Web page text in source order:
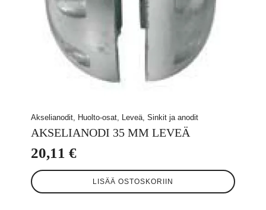
Akselianodit, Huolto-osat, Leveä, Sinkit ja anodit
AKSELIANODI 35 MM LEVEÄ
20,11 €
LISÄÄ OSTOSKORIIN